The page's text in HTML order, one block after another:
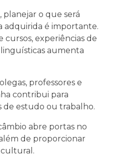
planejar o que será
adquirida é importante.
experiências de
aumenta
professores e
contribui para
estudo ou trabalho.
abre portas no
de proporcionar
cultural.